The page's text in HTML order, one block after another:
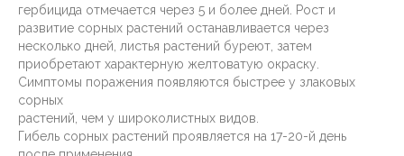
гербицида отмечается через 5 и более дней. Рост и
развитие сорных растений останавливается через
несколько дней, листья растений буреют, затем
приобретают характерную желтоватую окраску.
Симптомы поражения появляются быстрее у злаковых
сорных
растений, чем у широколистных видов.
Гибель сорных растений проявляется на 17-20-й день